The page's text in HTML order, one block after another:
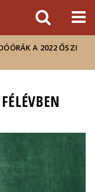
A 2022 ŐSZI